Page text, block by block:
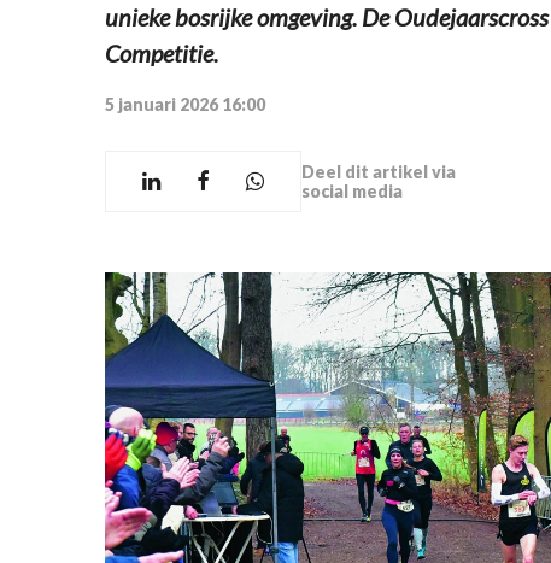
unieke bosrijke omgeving. De
Competitie.
5 januari 2026 16:00
Deel dit artikel via
social media